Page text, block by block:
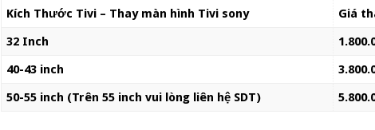
Kích Thước Tivi – Thay màn hình Tivi sony
Giá
32 Inch
40-43 inch
50-55 inch (Trên 55 inch vui lòng liên hệ SDT)